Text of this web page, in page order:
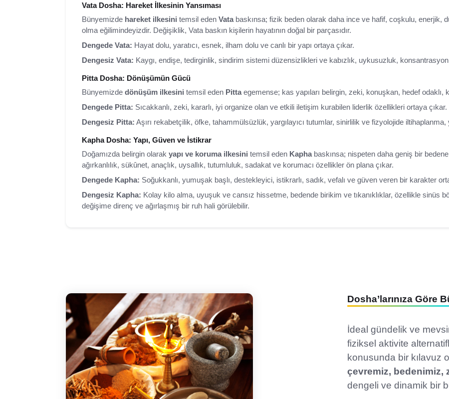
Vata Dosha: Hareket İlkesinin Yansıması
Bünyemizde hareket ilkesini temsil eden Vatabaskınsa; fizik beden olarak daha ince ve hafif, coşkulu, enerjik,
olma eğilimindeyizdir. Değişiklik, Vata baskın kişilerin hayatının doğal bir parçasıdır.
Dengede Vata: Hayat dolu, yaratıcı, esnek, ilham dolu ve canlı bir yapı ortaya çıkar.
Dengesiz Vata: Kaygı, endişe, tedirginlik, sindirim sistemi düzensizlikleri ve kabızlık, uykusuzluk,
Pitta Dosha: Dönüşümün Gücü
Bünyemizde dönüşüm ilkesini temsil eden Pittaegemense; kas yapıları belirgin, zeki, konuşkan, hedef odaklı,
Dengede Pitta: Sıcakkanlı, zeki, kararlı, iyi organize olan ve etkili iletişim kurabilen liderlik özellikleri ortaya çıkar.
Dengesiz Pitta: Aşırı rekabetçilik, öfke, tahammülsüzlük, yargılayıcı tutumlar, sinirlilik ve fizyolojide iltihaplanma,
Kapha Dosha: Yapı, Güven ve İstikrar
Doğamızda belirgin olarak yapı ve koruma ilkesini temsil eden Kaphabaskınsa; nispeten daha geniş bir
ağırkanlılık, sükûnet, anaçlık, uysallık, tutumluluk, sadakat ve korumacı özellikler ön plana çıkar.
Dengede Kapha: Soğukkanlı, yumuşak başlı, destekleyici, istikrarlı, sadık, vefalı ve güven veren bir karakter
Dengesiz Kapha: Kolay kilo alma, uyuşuk ve cansız hissetme, bedende birikim ve tıkanıklıklar, özellikle sinüs
değişime direnç ve ağırlaşmış bir ruh hali görülebilir.
Dosha’larınıza Göre
İdeal gündelik ve
fiziksel aktivite
konusunda bir kılavuz
çevremiz, bedenimiz,
dengeli ve dinamik bir